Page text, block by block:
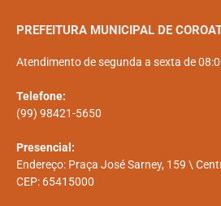
PREFEITURA MUNICIPAL DE
Atendimento de segunda a sexta de
Telefone:
(99) 98421-5650
Presencial:
Endereço: Praça José Sarney, 159 \
CEP: 65415000